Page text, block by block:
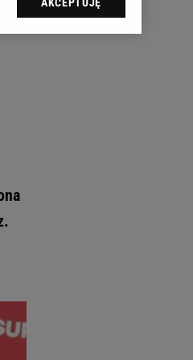
sp. z o.o., jej
swoje preferencje